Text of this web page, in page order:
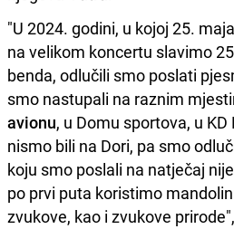
"U 2024. godini, u kojoj 25.
na velikom koncertu slavimo
benda, odlučili smo poslati
smo nastupali na raznim
avionu, u Domu sportova, u
nismo bili na Dori, pa smo
koju smo poslali na natječaj
po prvi puta koristimo
zvukove, kao i zvukove